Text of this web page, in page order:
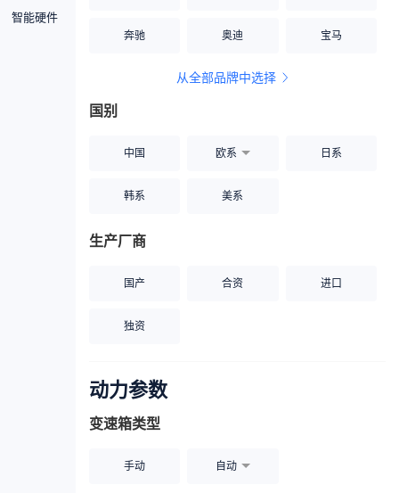
智能硬件
奔驰 奥迪 宝马
从全部品牌中选择
国别
中国 欧系 日系
韩系 美系
生产厂商
国产 合资 进口
独资
动力参数
变速箱类型
手动 自动